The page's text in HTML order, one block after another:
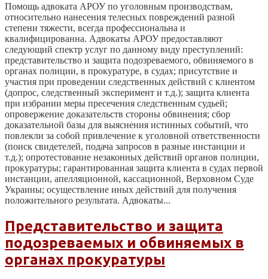
Помощь адвоката АРОУ по уголовным производствам,
относительно нанесения телесных повреждений разной
степени тяжести, всегда профессиональна и
квалифицированна. Адвокаты АРОУ предоставляют
следующий спектр услуг по данному виду преступлений:
представительство и защита подозреваемого, обвиняемого в
органах полиции, в прокуратуре, в судах; присутствие и
участия при проведении следственных действий с клиентом
(допрос, следственный эксперимент и т.д.); защита клиента
при избрании меры пресечения следственным судьей;
опровержение доказательств стороны обвинения; сбор
доказательной базы для выяснения истинных событий, что
повлекли за собой привлечение к уголовной ответственности
(поиск свидетелей, подача запросов в разные инстанции и
т.д.); опротестование незаконных действий органов полиции,
прокуратуры; гарантированная защита клиента в судах первой
инстанции, апелляционной, кассационной, Верховном Суде
Украины; осуществление иных действий для получения
положительного результата. Адвокаты...
Представительство и защита
подозреваемых и обвиняемых в
органах прокуратуры